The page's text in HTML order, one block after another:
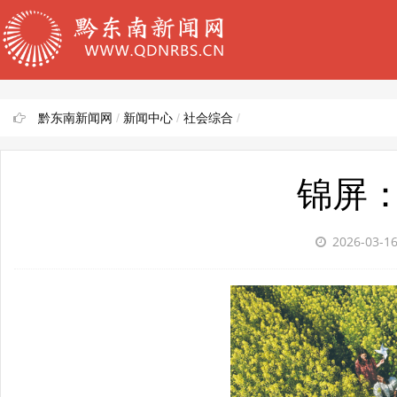
黔东南新闻网 / 新闻中心 / 社会综合 /
锦屏
2026-03-